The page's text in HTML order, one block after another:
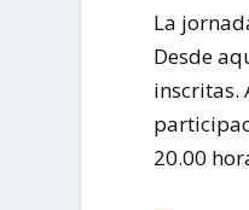
La
Desde
inscritas.
20.00